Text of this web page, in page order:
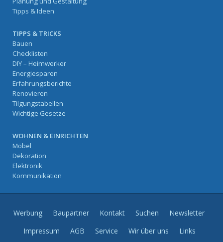
Tipps & Ideen
TIPPS & TRICKS
Bauen
Checklisten
DIY – Heimwerker
Energiesparen
Erfahrungsberichte
Renovieren
Tilgungstabellen
Wichtige Gesetze
WOHNEN & EINRICHTEN
Möbel
Dekoration
Elektronik
Kommunikation
Werbung Baupartner Kontakt Suchen
Newsletter
Impressum
AGB Service Wir über uns Links